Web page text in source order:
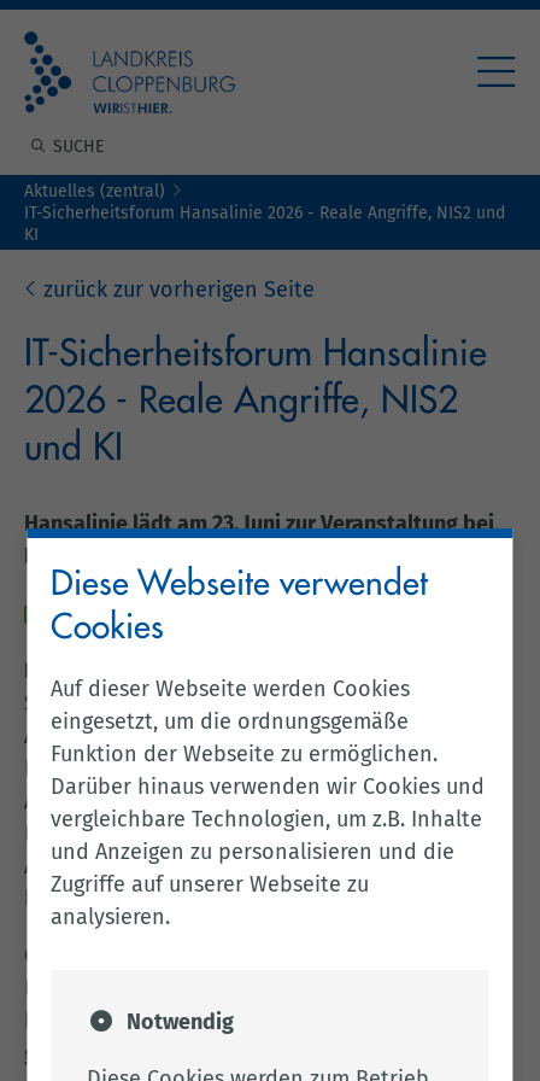
Aktuelles (zentral)
IT-Sicherheitsforum Hansalinie 2026 - Reale Angriffe, NIS2 und
KI
zurück zur vorherigen Seite
IT-Sicherheitsforum Hansalinie
2026 - Reale Angriffe, NIS2
und KI
Hansalinie lädt am 23. Juni zur Veranstaltung bei
Remmers in Löningen ein
28.04.2026
Landkreis Cloppenburg.
Systeme fahren hoch. Doch statt gewohnter
Abläufe stehen Produktion und Logistik still.
Bildschirme zeigen nur noch Fehlermeldungen,
Aufträge können nicht bearbeitet werden,
Lieferketten geraten ins Stocken. Was wie ein
Ausnahmefall klingt, ist für viele Unternehmen
bereits Realität geworden.
Cyberangriffe sind längst kein abstraktes IT-
Risiko mehr. Sie treffen reale Unternehmen,
können Produktion und Logistik lahmlegen und
gewinnen durch NIS2 und Künstliche Intelligenz
Diese Webseite verwendet
Cookies
Auf dieser Webseite werden Cookies
eingesetzt, um die ordnungsgemäße
Funktion der Webseite zu ermöglichen.
Darüber hinaus verwenden wir Cookies und
vergleichbare Technologien, um z.B. Inhalte
und Anzeigen zu personalisieren und die
Zugriffe auf unserer Webseite zu
analysieren.
Notwendig